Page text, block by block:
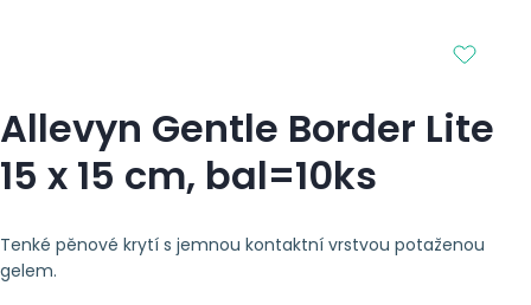
Allevyn Gentle Border Lite
15 x 15 cm, bal=10ks
Tenké pěnové krytí s jemnou kontaktní vrstvou potaženou
gelem.